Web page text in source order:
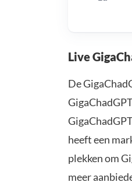
Live
De
heeft een
plekken om
meer